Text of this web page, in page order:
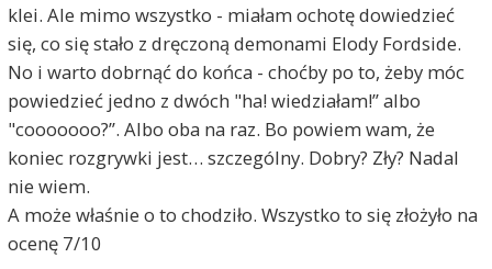
klei. Ale mimo wszystko - miałam ochotę dowiedzieć
się, co się stało z dręczoną demonami Elody Fordside.
No i warto dobrnąć do końca - choćby po to, żeby móc
powiedzieć jedno z dwóch "ha! wiedziałam!” albo
"cooooooo?”. Albo oba na raz. Bo powiem wam, że
koniec rozgrywki jest… szczególny. Dobry? Zły? Nadal
nie wiem.
A może właśnie o to chodziło. Wszystko to się złożyło na
ocenę 7/10